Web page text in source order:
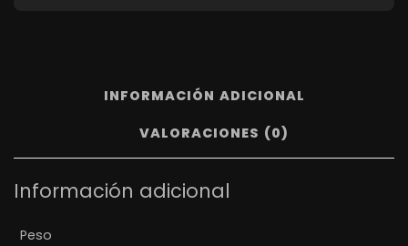
INFORMACIÓN ADICIONAL
VALORACIONES (0)
Información adicional
Peso